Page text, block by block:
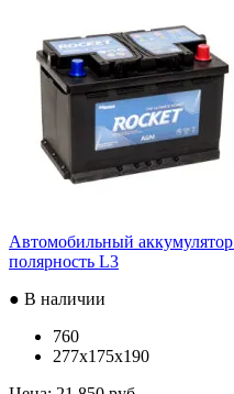
Автомобильный
полярность L3
● В наличии
760
277x175x190